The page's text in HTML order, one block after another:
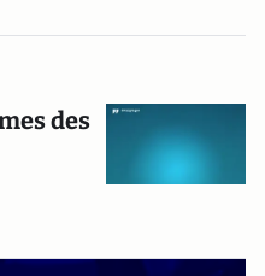
des